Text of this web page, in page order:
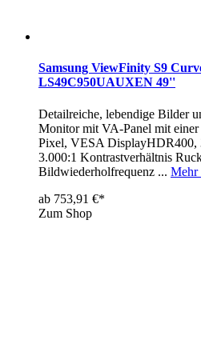
Samsung ViewFinity S9
LS49C950UAUXEN 49''
Detailreiche, lebendige Bilder
Monitor mit VA-Panel mit
Pixel, VESA DisplayHDR400,
3.000:1 Kontrastverhältnis
Bildwiederholfrequenz ... Mehr
ab 753,91 €*
Zum Shop